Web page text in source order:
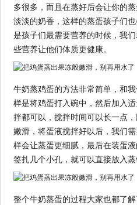
多很多，而且在蒸好后会让你的
淡淡的奶香，这样的蒸蛋孩子们
是孩子们最需要营养的时候，我
些营养让他们体质更健康。
牛奶蒸鸡蛋的方法非常简单，和
样是将鸡蛋打入碗中，然后加入
拌都可以，搅拌时间可以长一点
嫩滑，将蛋液搅拌好以后，我们
样会让蒸蛋更细腻，最后在装蛋
签扎几个小孔，就可以直接放入蒸
整个牛奶蒸蛋的过程大家也都了